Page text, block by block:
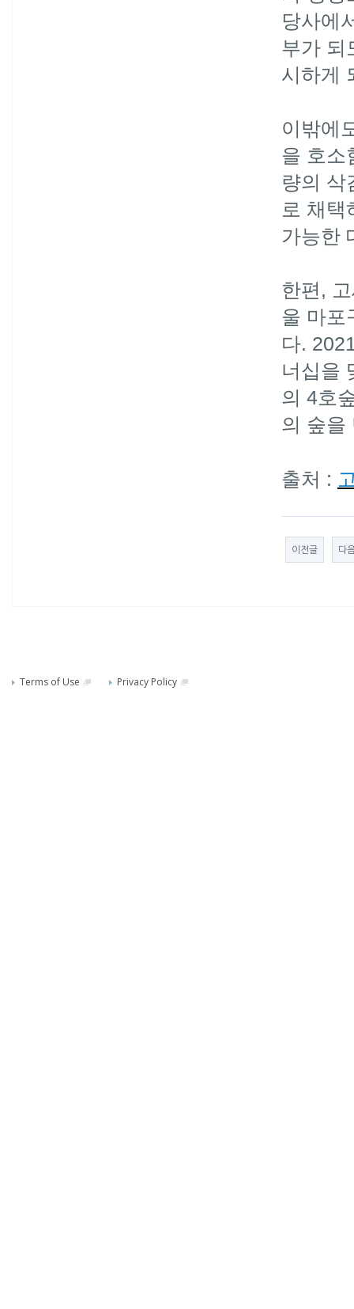
당사에
부가 되
시하게
이밖에
을 호소
량의 삭
로 채
가능한
한편,
울 마포
다.
너십을
의 4호
의 숲을
출처 :
이전글 다
Terms of Use Privacy Policy